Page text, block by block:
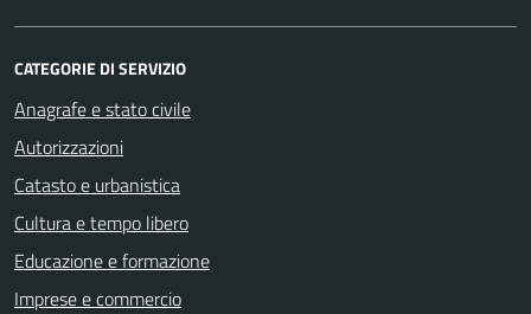
CATEGORIE DI SERVIZIO
Anagrafe e stato civile
Autorizzazioni
Catasto e urbanistica
Cultura e tempo libero
Educazione e formazione
Imprese e commercio